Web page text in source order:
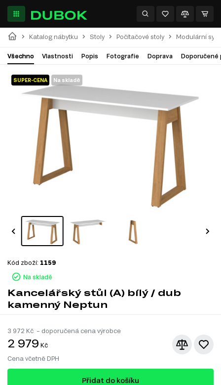
Katalog nábytku Stoly Počítačové stoly Modulární
Všechno Vlastnosti Popis Fotografie Doprava Doporučené
SUPER-CENA Na skladě
Na skladě
Kód zboží: 1159
Kancelářský stůl (A) bílý / dub
kamenný Neptun
3 972 Kč – doporučená cena výrobce
2 979 Kč
Cena včetně DPH
Přidat do košíku